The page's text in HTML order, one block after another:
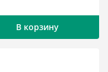
В корзину